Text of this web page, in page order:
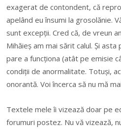
exagerat de contondent, că
apelând eu însumi la grosolănie.
sunt excepții. Cred că, de vreun
Mihăieș am mai sărit calul. Și
pare a funcționa (atât pe emisie
condiții de anormalitate. Totuși,
onorantă. Voi încerca să nu mă
Textele mele îi vizează doar pe
forumuri postez. Nu vă vizează,